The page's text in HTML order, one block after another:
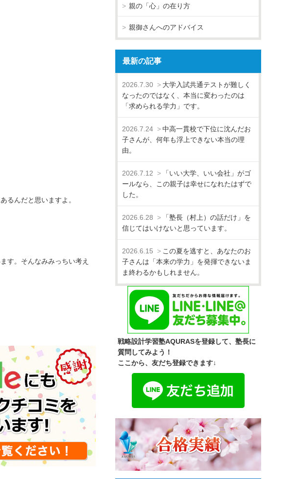
るんだと思いますよ。
す。そんなみみっちい考え
親の「心」の在り方
親御さんへのアドバイス
最新の記事
2026.7.30
大学入試共通テストが難しく
なったのではなく、本当に変わったのは
「求められる学力」です。
2026.7.24
中高一貫校で下位に沈んだお
子さんが、何年も浮上できない本当の理
由。
2026.7.12
「いい大学、いい会社」がゴ
ールなら、この親子は幸せになれたはずで
した。
2026.6.28
「塾長（村上）の話だけ」を
信じてはいけないと思っています。
2026.6.15
この夏を逃すと、あなたのお
子さんは「本来の学力」を発揮できないま
ま終わるかもしれません。
戦略設計学習塾AQURASを登録して、塾長に
質問してみよう！
ここから、友だち登録できます↓